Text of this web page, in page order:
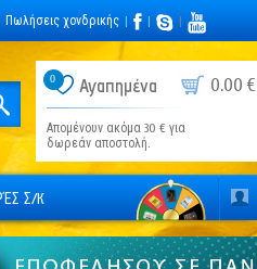
Πωλήσεις χονδρικής | | |
0 Αγαπημένα 0.00 €
Απομένουν ακόμα 30 € για
δωρεάν αποστολή.
Σ/К